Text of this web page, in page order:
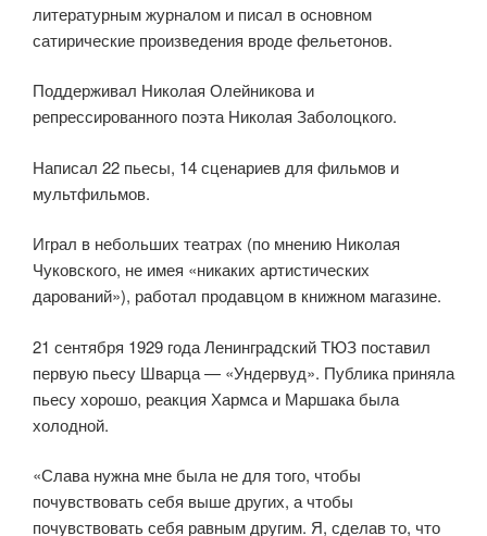
литературным журналом и писал в основном
сатирические произведения вроде фельетонов.
Поддерживал Николая Олейникова и
репрессированного поэта Николая Заболоцкого.
Написал 22 пьесы, 14 сценариев для фильмов и
мультфильмов.
Играл в небольших театрах (по мнению Николая
Чуковского, не имея «никаких артистических
дарований»), работал продавцом в книжном магазине.
21 сентября 1929 года Ленинградский ТЮЗ поставил
первую пьесу Шварца — «Ундервуд». Публика приняла
пьесу хорошо, реакция Хармса и Маршака была
холодной.
«Слава нужна мне была не для того, чтобы
почувствовать себя выше других, а чтобы
почувствовать себя равным другим. Я, сделав то, что